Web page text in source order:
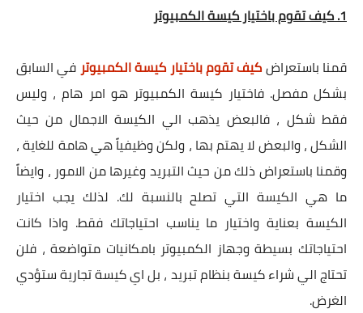
1. كيف تقوم باختيار كيسة الكمبيوتر
قمنا باستعراضكيف تقوم باختيار كيسة الكمبيوتر في السابق
بشكل مفصل. فاختيار كيسة الكمبيوتر هو امر هام ، وليس
فقط شكل ، فالبعض يذهب الي الكيسة الاجمال من حيث
الشكل ، والبعض لا يهتم بها ، ولكن وظيفياً هي هامة للغاية ،
وقمنا باستعراض ذلك من حيث التبريد وغيرها من الامور ، وايضاً
ما هي الكيسة التي تصلح بالنسبة لك. لذلك يجب اختيار
الكيسة بعناية واختيار ما يناسب احتياجاتك فقط. واذا كانت
احتياجاتك بسيطة وجهاز الكمبيوتر بامكانيات متواضعة ، فلن
تحتاج الي شراء كيسة بنظام تبريد ، بل اي كيسة تجارية ستؤدي
الغرض.